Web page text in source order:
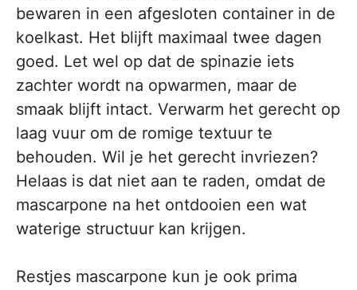
bewaren in een afgesloten container in de
koelkast. Het blijft maximaal twee dagen
goed. Let wel op dat de spinazie iets
zachter wordt na opwarmen, maar de
smaak blijft intact. Verwarm het gerecht op
laag vuur om de romige textuur te
behouden. Wil je het gerecht invriezen?
Helaas is dat niet aan te raden, omdat de
mascarpone na het ontdooien een wat
waterige structuur kan krijgen.
Restjes mascarpone kun je ook prima